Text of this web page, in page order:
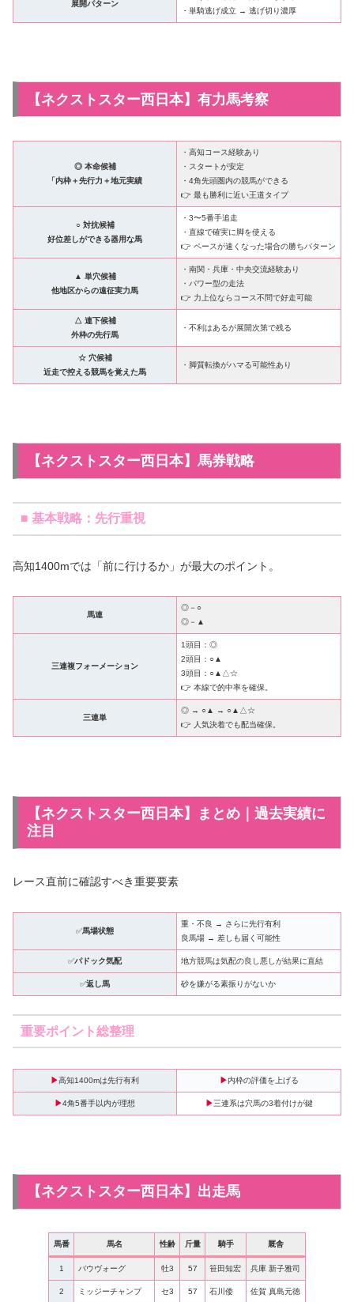
展開パターン
・単騎逃げ成立 → 逃げ切り濃厚
【ネクストスター西日本】有力馬考察
◎ 本命候補
「内枠＋先行力＋地元実績
・高知コース経験あり
・スタートが安定
・4角先頭圏内の競馬ができる
👉 最も勝利に近い王道タイプ
○ 対抗候補
好位差しができる器用な馬
・3〜5番手追走
・直線で確実に脚を使える
👉 ペースが速くなった場合の勝ちパターン
▲ 単穴候補
他地区からの遠征実力馬
・南関・兵庫・中央交流経験あり
・パワー型の走法
👉 力上位ならコース不問で好走可能
△ 連下候補
外枠の先行馬
・不利はあるが展開次第で残る
☆ 穴候補
近走で控える競馬を覚えた馬
・脚質転換がハマる可能性あり
【ネクストスター西日本】馬券戦略
■ 基本戦略：先行重視
高知1400mでは「前に行けるか」が最大のポイント。
馬連
◎－○
◎－▲
三連複フォーメーション
1頭目：◎
2頭目：○▲
3頭目：○▲△☆
👉 本線で的中率を確保。
三連単
◎ → ○▲ → ○▲△☆
👉 人気決着でも配当確保。
【ネクストスター西日本】まとめ｜過去実績に
注目
レース直前に確認すべき重要要素
✅馬場状態
重・不良 → さらに先行有利
良馬場 → 差しも届く可能性
✅パドック気配 地方競馬は気配の良し悪しが結果に直結
✅返し馬 砂を嫌がる素振りがないか
重要ポイント総整理
▶高知1400mは先行有利 ▶内枠の評価を上げる
▶4角5番手以内が理想 ▶三連系は穴馬の3着付けが鍵
【ネクストスター西日本】出走馬
馬番 馬名 性齢 斤量 騎手 厩舎
1 バウヴォーグ 牡3 57 笹田知宏 兵庫 新子雅司
2 ミッジーチャンプ セ3 57 石川倭 佐賀 真島元徳